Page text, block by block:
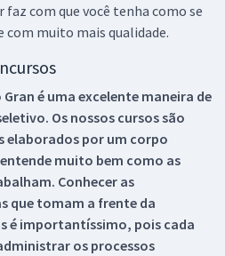
faz com que você tenha como se
com muito mais qualidade.
é uma excelente maneira de
Os nossos cursos são
por um corpo
muito bem como as
Conhecer as
que tomam a frente da
é importantíssimo, pois cada
os processos